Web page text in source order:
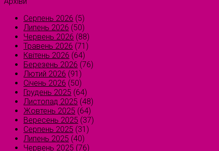
Серпень 2026 (5)
Липень 2026 (50)
Червень 2026 (88)
Травень 2026 (71)
Квітень 2026 (64)
Березень 2026 (76)
Лютий 2026 (91)
Січень 2026 (50)
Грудень 2025 (64)
Листопад 2025 (48)
Жовтень 2025 (64)
Вересень 2025 (37)
Серпень 2025 (31)
Липень 2025 (40)
Червень 2025 (76)